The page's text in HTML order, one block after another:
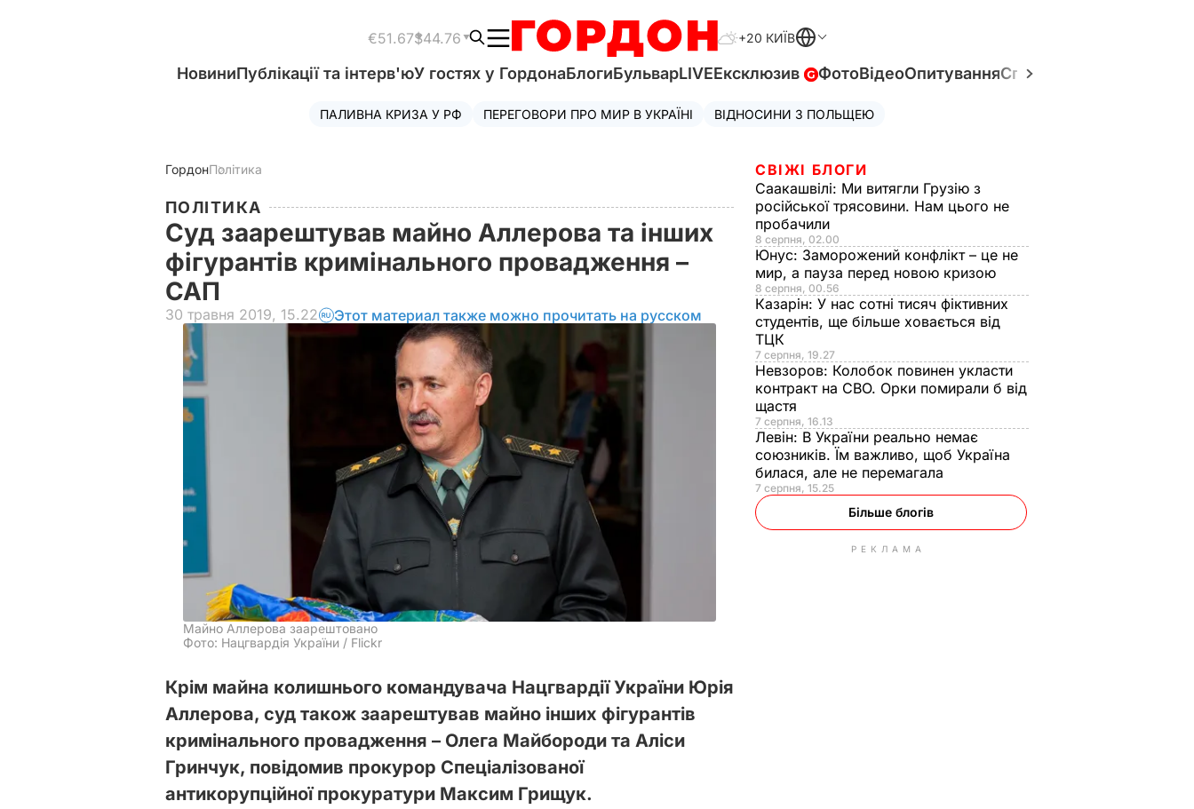
€51.67$44.76 +20 КИЇВ
НовиниПублікації та інтерв'юУ гостях у ГордонаБлогиБульварLIVEЕксклюзив ФотоВідеоОпитуванняСпецпроєкти
ПАЛИВНА КРИЗА У РФ ПЕРЕГОВОРИ ПРО МИР В УКРАЇНІ ВІДНОСИНИ З ПОЛЬЩЕЮ
ГордонПолітика
ПОЛІТИКА
Суд заарештував майно Аллерова та інших
фігурантів кримінального провадження –
САП
30 травня 2019, 15.22 Этот материал также можно прочитать на русском
Майно Аллерова заарештовано
Фото: Нацгвардія України / Flickr
Крім майна колишнього командувача Нацгвардії України Юрія
Аллерова, суд також заарештував майно інших фігурантів
кримінального провадження – Олега Майбороди та Аліси
Гринчук, повідомив прокурор Спеціалізованої
антикорупційної прокуратури Максим Грищук.
СВІЖІ БЛОГИ
Саакашвілі: Ми витягли Грузію з
російської трясовини. Нам цього не
пробачили
8 серпня, 02.00
Юнус: Заморожений конфлікт – це не
мир, а пауза перед новою кризою
8 серпня, 00.56
Казарін: У нас сотні тисяч фіктивних
студентів, ще більше ховається від
ТЦК
7 серпня, 19.27
Невзоров: Колобок повинен укласти
контракт на СВО. Орки помирали б від
щастя
7 серпня, 16.13
Левін: В України реально немає
союзників. Їм важливо, щоб Україна
билася, але не перемагала
7 серпня, 15.25
Більше блогів
РЕКЛАМА